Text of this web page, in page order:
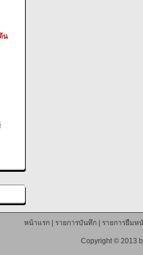
น
หน้าแรก| รายการบันทึก| รายการยืมห
Copyright © 2013